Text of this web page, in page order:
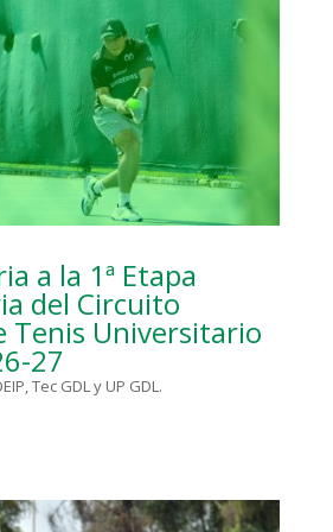
a la 1ª Etapa
del Circuito
Tenis Universitario
27
Tec GDL y UP GDL.